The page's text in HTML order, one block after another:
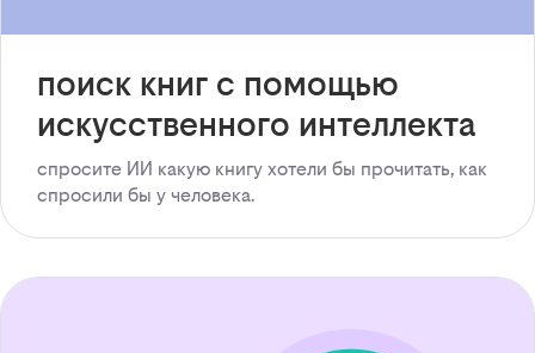
поиск книг с помощью
искусственного интеллекта
спросите ИИ какую книгу хотели бы прочитать, как
спросили бы у человека.